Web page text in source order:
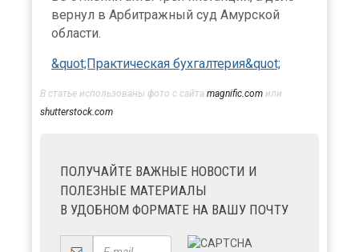
вернул в Арбитражный суд Амурской
области.
&quot;Практическая бухгалтерия&quot;
В статье использованы фото с сайта magnific.com или
shutterstock.com
ПОЛУЧАЙТЕ ВАЖНЫЕ НОВОСТИ И
ПОЛЕЗНЫЕ МАТЕРИАЛЫ
В УДОБНОМ ФОРМАТЕ НА ВАШУ ПОЧТУ